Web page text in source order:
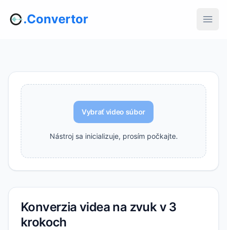
.Convertor
Vybrať video súbor
Nástroj sa inicializuje, prosím počkajte.
Konverzia videa na zvuk v 3
krokoch